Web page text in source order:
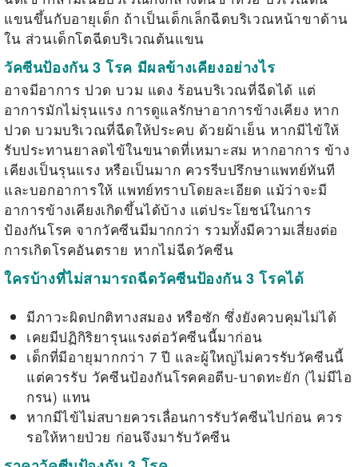
แขนขึ้นกับอายุเด็ก ถ้าเป็นเด็กเล็กฉีดบริเวณหน้าขาด้าน
ใน ส่วนเด็กโตฉีดบริเวณต้นแขน
วัคซีนป้องกัน 3 โรค มีผลข้างเคียงอย่างไร
อาจมีอาการ ปวด บวม แดง ร้อนบริเวณที่ฉีดได้ แต่
อาการมักไม่รุนแรง การดูแลรักษาอาการข้างเคียง หาก
ปวด บวมบริเวณที่ฉีดให้ประคบ ด้วยผ้าเย็น หากมีไข้ให้
รับประทานยาลดไข้ในขนาดที่เหมาะสม หากอาการ ข้าง
เคียงเป็นรุนแรง หรือเป็นมาก ควรรีบปรึกษาแพทย์ทันที
และบอกอาการให้ แพทย์ทราบโดยละเอียด แม้ว่าจะมี
อาการข้างเคียงเกิดขึ้นได้บ้าง แต่ประโยชน์ในการ
ป้องกันโรค จากวัคซีนมีมากกว่า รวมทั้งมีความเสี่ยงต่อ
การเกิดโรคอันตราย หากไม่ฉีดวัคซีน
ใครบ้างที่ไม่สามารถฉีดวัคซีนป้องกัน 3 โรคได้
มีภาวะผิดปกติทางสมอง หรือซัก ซึ่งยังควบคุมไม่ได้
เคยมีปฏิกิริยารุนแรงต่อวัคซีนนี้มาก่อน
เด็กที่มีอายุมากกว่า 7 ปี และผู้ใหญ่ไม่ควรรับวัคซีนนี้
แต่ควรรับ วัคซีนป้องกันโรคคอตีบ-บาดทะยัก (ไม่มีไอ
กรน) แทน
หากมีไข้ไม่สบายควรเลื่อนการรับวัคซีนไปก่อน ควร
รอให้หายป่วย ก่อนจึงมารับวัคซีน